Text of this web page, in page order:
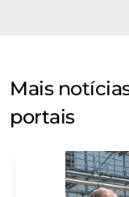
Mais
portais